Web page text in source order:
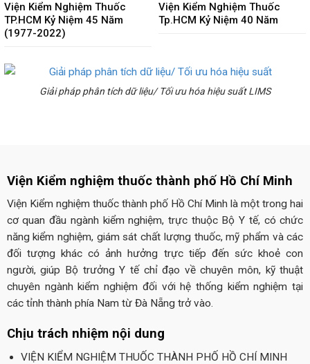
Viện Kiểm Nghiệm Thuốc
TP.HCM Kỷ Niệm 45 Năm
(1977-2022)
Viện Kiểm Nghiệm Thuốc
Tp.HCM Kỷ Niệm 40 Năm
Giải pháp phân tích dữ liệu/ Tối ưu hóa hiệu suất LIMS
Viện Kiểm nghiệm thuốc thành phố Hồ Chí Minh
Viện Kiểm nghiệm thuốc thành phố Hồ Chí Minh là một trong hai
cơ quan đầu ngành kiểm nghiệm, trực thuộc Bộ Y tế, có chức
năng kiểm nghiệm, giám sát chất lượng thuốc, mỹ phẩm và các
đối tượng khác có ảnh hưởng trực tiếp đến sức khoẻ con
người, giúp Bộ trưởng Y tế chỉ đạo về chuyên môn, kỹ thuật
chuyên ngành kiểm nghiệm đối với hệ thống kiểm nghiệm tại
các tỉnh thành phía Nam từ Đà Nẵng trở vào.
Chịu trách nhiệm nội dung
VIỆN KIỂM NGHIỆM THUỐC THÀNH PHỐ HỒ CHÍ MINH